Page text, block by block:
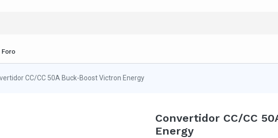
Foro
CC/CC 50A Buck-Boost Victron Energy
Convertidor CC/CC
Energy